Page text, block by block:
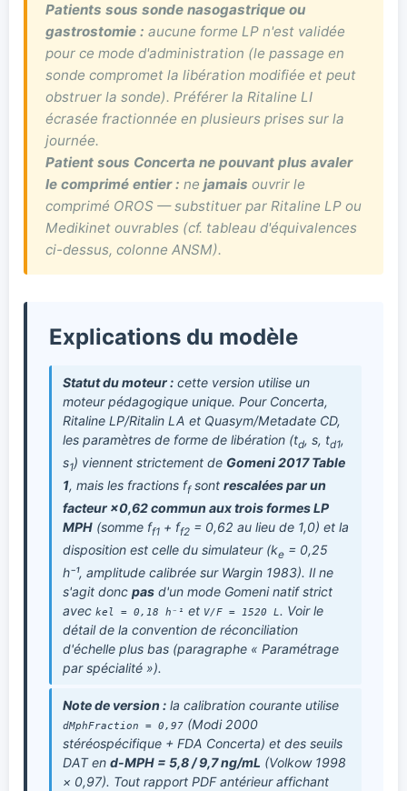
Patients sous sonde nasogastrique ou
gastrostomie : aucune forme LP n'est validée
pour ce mode d'administration (le passage en
sonde compromet la libération modifiée et peut
obstruer la sonde). Préférer la Ritaline LI
écrasée fractionnée en plusieurs prises sur la
journée.
Patient sous Concerta ne pouvant plus avaler
le comprimé entier : ne jamais ouvrir le
comprimé OROS — substituer par Ritaline LP ou
Medikinet ouvrables (cf. tableau d'équivalences
ci-dessus, colonne ANSM).
Explications du modèle
Statut du moteur : cette version utilise un
moteur pédagogique unique. Pour Concerta,
Ritaline LP/Ritalin LA et Quasym/Metadate CD,
les paramètres de forme de libération (td, s, td1,
s1) viennent strictement de Gomeni 2017 Table
1, mais les fractions ffsont rescalées par un
facteur ×0,62 commun aux trois formes LP
MPH (somme ff1 + ff2 = 0,62 au lieu de 1,0) et la
disposition est celle du simulateur (ke = 0,25
h⁻¹, amplitude calibrée sur Wargin 1983). Il ne
s'agit donc pas d'un mode Gomeni natif strict
avec kel = 0,18 h⁻¹ et V/F = 1520 L . Voir le
détail de la convention de réconciliation
d'échelle plus bas (paragraphe « Paramétrage
par spécialité »).
Note de version : la calibration courante utilise
dMphFraction = 0,97 (Modi 2000
stéréospécifique + FDA Concerta) et des seuils
DAT en d-MPH = 5,8 / 9,7 ng/mL (Volkow 1998
× 0,97). Tout rapport PDF antérieur affichant